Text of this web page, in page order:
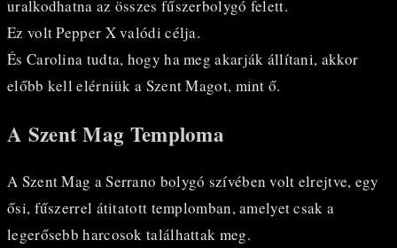
uralkodhatna az összes fűszerbolygó felett.
Ez volt Pepper X valódi célja.
És Carolina tudta, hogy ha meg akarják állítani, akkor
előbb kell elérniük a Szent Magot, mint ő.
A Szent Mag Temploma
A Szent Mag a Serrano bolygó szívében volt elrejtve, egy
ősi, fűszerrel átitatott templomban, amelyet csak a
legerősebb harcosok találhattak meg.